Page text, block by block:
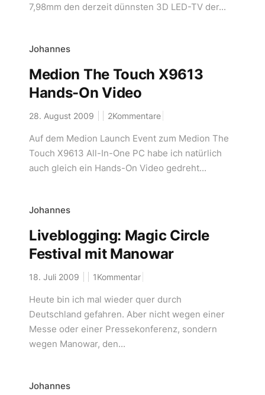
7,98mm den derzeit dünnsten 3D LED-TV der...
Johannes
Medion The Touch X9613
Hands-On Video
28. August 2009 2Kommentare
Auf dem Medion Launch Event zum Medion The
Touch X9613 All-In-One PC habe ich natürlich
auch gleich ein Hands-On Video gedreht...
Johannes
Liveblogging: Magic Circle
Festival mit Manowar
18. Juli 2009 1Kommentar
Heute bin ich mal wieder quer durch
Deutschland gefahren. Aber nicht wegen einer
Messe oder einer Pressekonferenz, sondern
wegen Manowar, den...
Johannes